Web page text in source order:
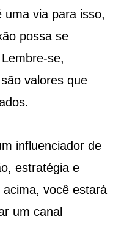
uma via para isso,
possa se
se,
valores que
influenciador de
estratégia e
você estará
um canal